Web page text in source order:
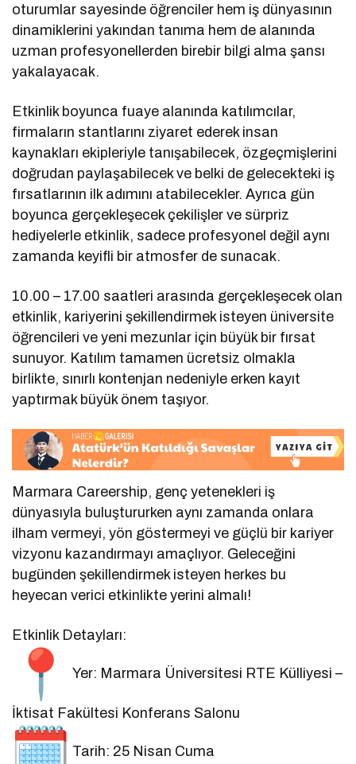
oturumlar sayesinde öğrenciler hem iş dünyasının
dinamiklerini yakından tanıma hem de alanında
uzman profesyonellerden birebir bilgi alma şansı
yakalayacak.
Etkinlik boyunca fuaye alanında katılımcılar,
firmaların stantlarını ziyaret ederek insan
kaynakları ekipleriyle tanışabilecek, özgeçmişlerini
doğrudan paylaşabilecek ve belki de gelecekteki iş
fırsatlarının ilk adımını atabilecekler. Ayrıca gün
boyunca gerçekleşecek çekilişler ve sürpriz
hediyelerle etkinlik, sadece profesyonel değil aynı
zamanda keyifli bir atmosfer de sunacak.
10.00 – 17.00 saatleri arasında gerçekleşecek olan
etkinlik, kariyerini şekillendirmek isteyen üniversite
öğrencileri ve yeni mezunlar için büyük bir fırsat
sunuyor. Katılım tamamen ücretsiz olmakla
birlikte, sınırlı kontenjan nedeniyle erken kayıt
yaptırmak büyük önem taşıyor.
Marmara Careership, genç yetenekleri iş
dünyasıyla buluştururken aynı zamanda onlara
ilham vermeyi, yön göstermeyi ve güçlü bir kariyer
vizyonu kazandırmayı amaçlıyor. Geleceğini
bugünden şekillendirmek isteyen herkes bu
heyecan verici etkinlikte yerini almalı!
Etkinlik Detayları:
Yer: Marmara Üniversitesi RTE Külliyesi –
İktisat Fakültesi Konferans Salonu
Tarih: 25 Nisan Cuma